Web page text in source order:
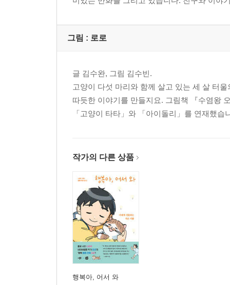
그림 : 로로
글 김수완, 그림 김수빈.
고양이 다섯 마리와 함께 살고 있는 세 살 터
따듯한 이야기를 만들지요. 그림책 『수염왕
「고양이 타타」와 「아이돌리」를 연재했
작가의 다른 상품
행복아, 어서 와